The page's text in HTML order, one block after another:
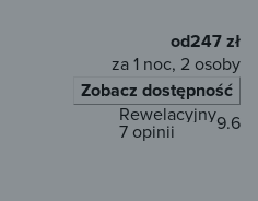
od247 zł
za 1 noc, 2 osoby
Zobacz dostępność
9.6
Rewelacyjny
7 opinii